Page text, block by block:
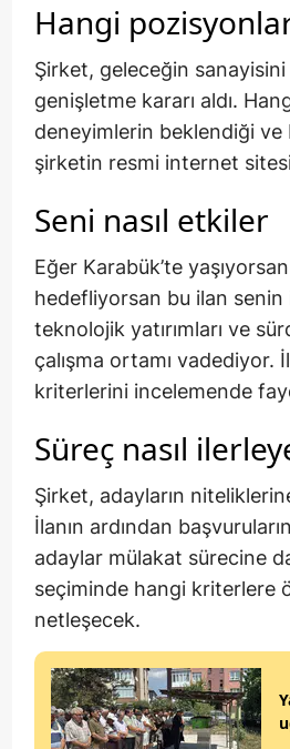
Hangi
Şirket, geleceğin
genişletme kararı aldı.
deneyimlerin beklendiği ve
şirketin resmi internet
Seni nasıl etkiler
Eğer Karabük’te
hedefliyorsan bu ilan
teknolojik yatırımları ve
çalışma ortamı
kriterlerini incelemende
Süreç nasıl
Şirket, adayların
İlanın ardından
adaylar mülakat sürecine
seçiminde hangi kriterlere
netleşecek.